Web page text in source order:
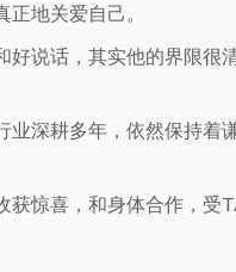
地关爱自己。
说话，其实他的界限很
深耕多年，依然保持着
惊喜，和身体合作，受